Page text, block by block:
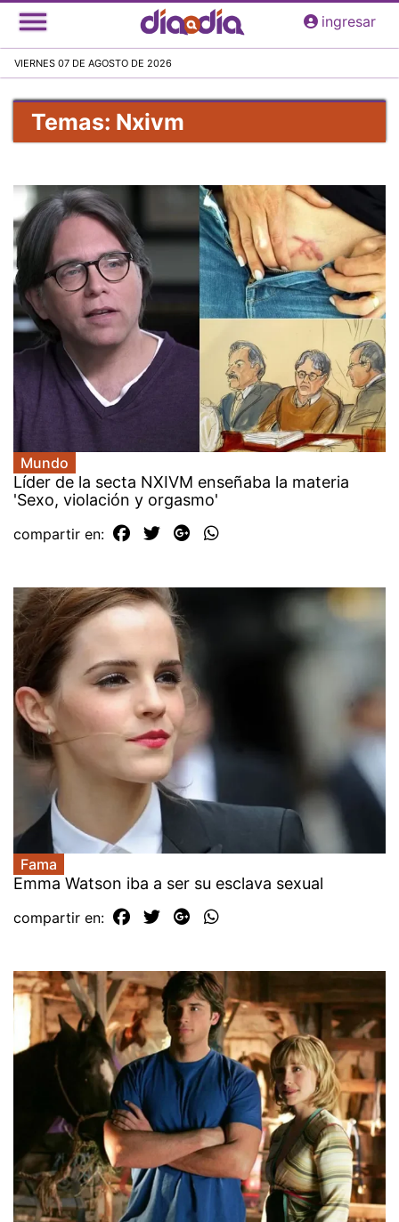
Pasar
al
principal
ingresar
VIERNES 07 DE AGOSTO DE 2026
Temas: Nxivm
Mundo
Líder de la secta NXIVM enseñaba la materia
'Sexo, violación y orgasmo'
compartir en:
Fama
Emma Watson iba a ser su esclava sexual
compartir en: